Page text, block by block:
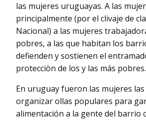
las mujeres uruguayas. A las
principalmente (por el clivaje de
Nacional) a las mujeres
pobres, a las que habitan los
defienden y sostienen el
protecciòn de los y las más pobres.
En uruguay fueron las mujeres
organizar ollas populares para
alimentación a la gente del barrio